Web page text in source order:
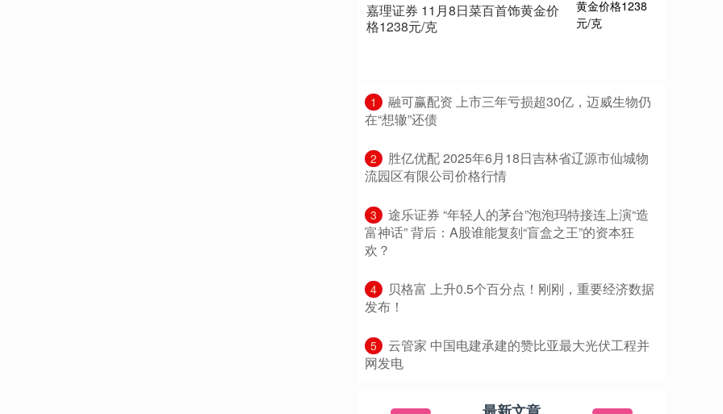
嘉理证券 11月8日菜百首饰黄金价
格1238元/克
1
​融可赢配资 上市三年亏损超30亿，迈威生物仍
在“想辙”还债
2
​胜亿优配 2025年6月18日吉林省辽源市仙城物
流园区有限公司价格行情
3
​途乐证券 “年轻人的茅台”泡泡玛特接连上演“造
富神话” 背后：A股谁能复刻“盲盒之王”的资本狂
欢？
4
​贝格富 上升0.5个百分点！刚刚，重要经济数据
发布！
5
​云管家 中国电建承建的赞比亚最大光伏工程并
网发电